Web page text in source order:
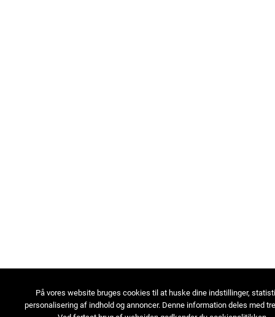
På vores website bruges cookies til at huske dine indstillinger,
personalisering af indhold og annoncer. Denne information deles med